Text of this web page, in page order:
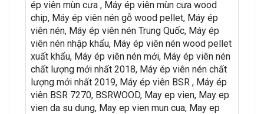
ép viên mùn cưa , Máy ép viên mùn cưa wood
chip, Máy ép viên nén gỗ wood pellet, Máy ép
viên nén, Máy ép viên nén Trung Quốc, Máy ép
viên nén nhập khẩu, Máy ép viên nén wood pellet
xuất khẩu, Máy ép viên nén mới, Máy ép viên nén
chất lượng mới nhất 2018, Máy ép viên nén chất
lượng mới nhất 2019, Máy ép viên BSR , Máy ép
viên BSR 7270, BSRWOOD, May ep vien, May ep
vien da su dung, May ep vien mun cua, May ep